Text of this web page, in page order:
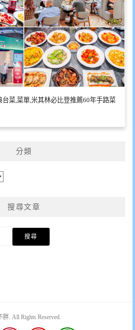
菜,菜單,米其林必比登推薦60年手路菜
分類
搜尋文章
. All Rights Reserved.